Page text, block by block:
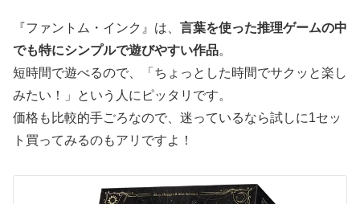
『ファントム・インク』は、 言葉を使った推理ゲームの中
でも特にシンプルで遊びやすい作品。
短時間で遊べるので、「ちょっとした時間でサクッと楽し
みたい！」という人にピッタリです。
価格も比較的手ごろなので、迷っているなら試しに1セッ
ト買ってみるのもアリですよ！